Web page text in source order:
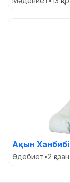
Ақын
Әдебиет•2